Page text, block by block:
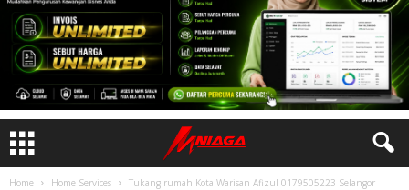
Home Home Services Tukang rumah Kota Warisan Afizul 0179505223 Selangor